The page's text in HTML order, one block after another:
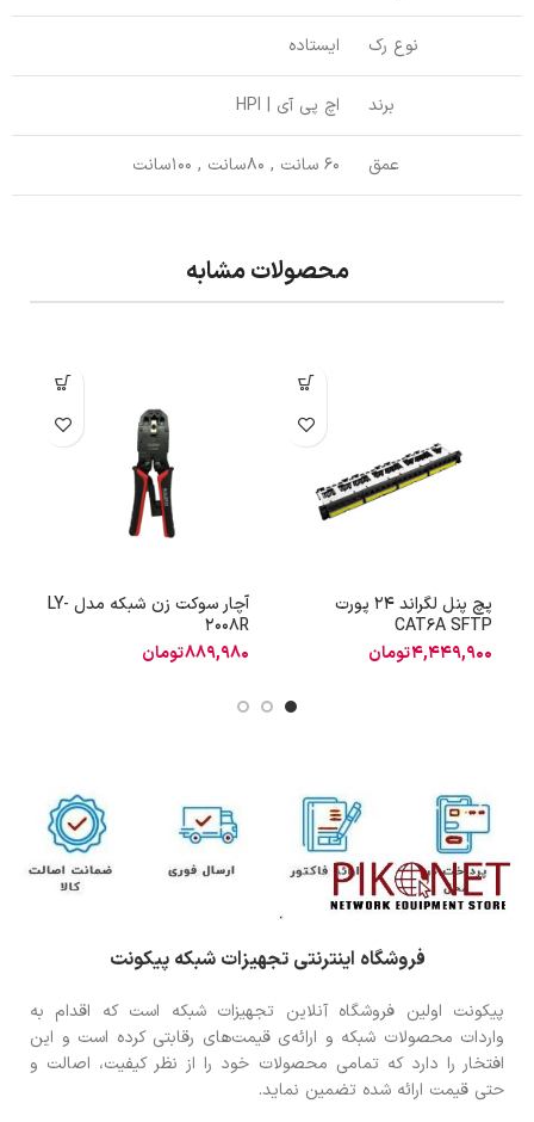
نوع رک ایستاده
برند اچ پی آی | HPI
عمق 60 سانت , 80 سانت , 100 سانت
محصولات مشابه
پچ پنل لگراند 24 پورت
CAT6A SFTP
4,449,900تومان
آچار سوکت زن شبکه مدل LY-
2008R
889,980تومان
فروشگاه اینترنتی تجهیزات شبکه پیکونت
پیکونت اولین فروشگاه آنلاین تجهیزات شبکه است که اقدام به
واردات محصولات شبکه و ارائه‌ی قیمت‌های رقابتی کرده است و این
افتخار را دارد که تمامی محصولات خود را از نظر کیفیت، اصالت و
حتی قیمت ارائه شده تضمین نماید.